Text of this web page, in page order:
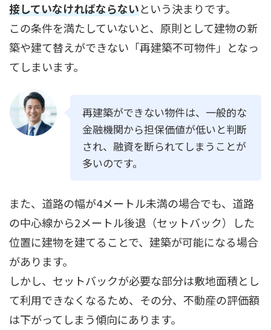
接していなければならないという決まりです。
この条件を満たしていないと、原則として建物の新
築や建て替えができない「再建築不可物件」となっ
てしまいます。
再建築ができない物件は、一般的な
金融機関から担保価値が低いと判断
され、融資を断られてしまうことが
多いのです。
また、道路の幅が4メートル未満の場合でも、道路
の中心線から2メートル後退（セットバック）した
位置に建物を建てることで、建築が可能になる場合
があります。
しかし、セットバックが必要な部分は敷地面積とし
て利用できなくなるため、その分、不動産の評価額
は下がってしまう傾向にあります。